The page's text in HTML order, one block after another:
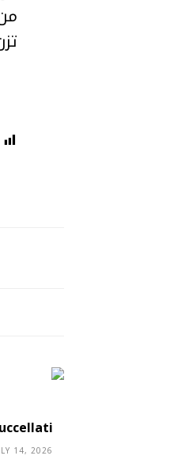
تزن 15 قيراطًا، وتقدَّر قيمته بين 750 ألفًا ومليون دولار.
Buccellati تطلق “Serenissima” تكريمًا لسحر البندقية
JULY 14, 2026